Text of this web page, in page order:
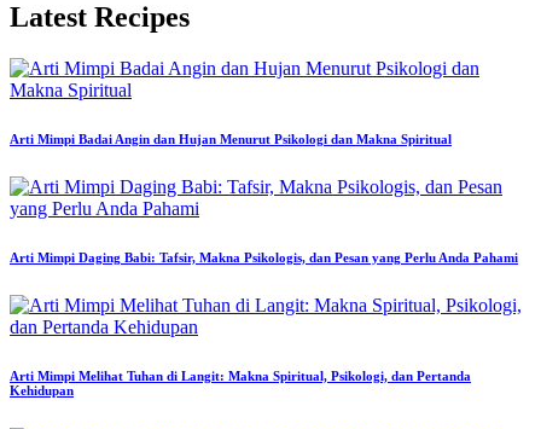
Latest Recipes
Arti Mimpi Badai Angin dan Hujan Menurut Psikologi dan Makna Spiritual
Arti Mimpi Daging Babi: Tafsir, Makna Psikologis, dan Pesan yang Perlu Anda Pahami
Arti Mimpi Melihat Tuhan di Langit: Makna Spiritual, Psikologi, dan Pertanda
Kehidupan